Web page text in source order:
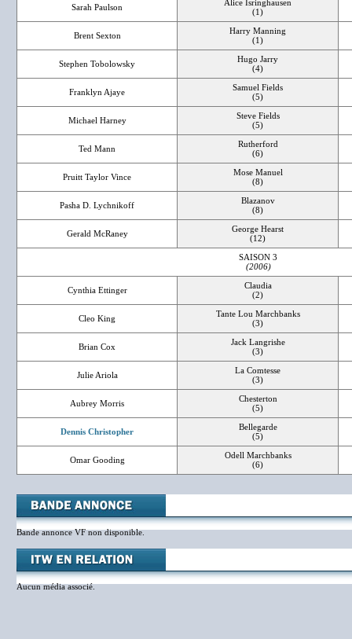
Sarah Paulson
Alice Isringhausen
(1)
Brent Sexton
Harry Manning
(1)
Stephen Tobolowsky
Hugo Jarry
(4)
Franklyn Ajaye
Samuel Fields
(5)
Michael Harney
Steve Fields
(5)
Ted Mann
Rutherford
(6)
Pruitt Taylor Vince
Mose Manuel
(8)
Pasha D. Lychnikoff
Blazanov
(8)
Gerald McRaney
George Hearst
(12)
SAISON 3
(2006)
Cynthia Ettinger
Claudia
(2)
Cleo King
Tante Lou Marchbanks
(3)
Brian Cox
Jack Langrishe
(3)
Julie Ariola
La Comtesse
(3)
Aubrey Morris
Chesterton
(5)
Dennis Christopher
Bellegarde
(5)
Omar Gooding
Odell Marchbanks
(6)
Bande annonce VF non disponible.
Aucun média associé.